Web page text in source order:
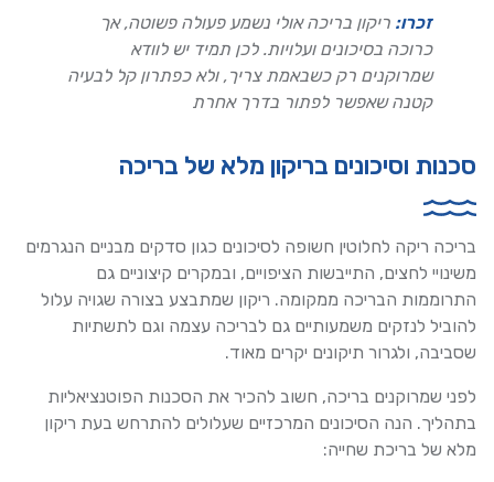
זכרו: ריקון בריכה אולי נשמע פעולה פשוטה, אך
כרוכה בסיכונים ועלויות. לכן תמיד יש לוודא
שמרוקנים רק כשבאמת צריך, ולא כפתרון קל לבעיה
קטנה שאפשר לפתור בדרך אחרת
סכנות וסיכונים בריקון מלא של בריכה
בריכה ריקה לחלוטין חשופה לסיכונים כגון סדקים מבניים הנגרמים
משינויי לחצים, התייבשות הציפויים, ובמקרים קיצוניים גם
התרוממות הבריכה ממקומה. ריקון שמתבצע בצורה שגויה עלול
להוביל לנזקים משמעותיים גם לבריכה עצמה וגם לתשתיות
שסביבה, ולגרור תיקונים יקרים מאוד.
לפני שמרוקנים בריכה, חשוב להכיר את הסכנות הפוטנציאליות
בתהליך. הנה הסיכונים המרכזיים שעלולים להתרחש בעת ריקון
מלא של בריכת שחייה: